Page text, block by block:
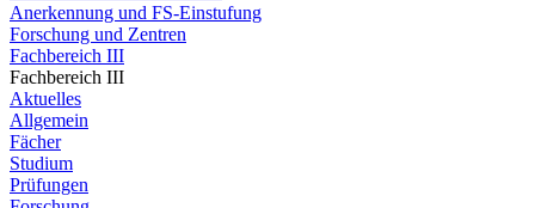
Anerkennung und FS-Einstufung
Forschung und Zentren
Fachbereich III
Fachbereich III
Aktuelles
Allgemein
Fächer
Studium
Prüfungen